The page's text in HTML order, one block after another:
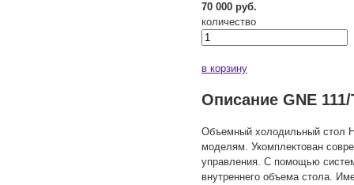
70 000 руб.
количество
в корзину
Описание GNE 111/
Объемный холодильный стол
моделям. Укомплектован
управления. С помощью
внутреннего объема стола.